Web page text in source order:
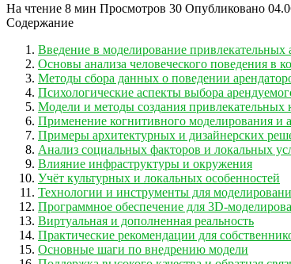
На чтение 8 мин Просмотров 30 Опубликовано
Содержание
Введение в моделирование привлекательных
Основы анализа человеческого поведения в
Методы сбора данных о поведении
Психологические аспекты выбора
Модели и методы создания привлекательных
Применение когнитивного моделирования и
Примеры архитектурных и дизайнерских
Анализ социальных факторов и локальных
Влияние инфраструктуры и окружения
Учёт культурных и локальных особенностей
Технологии и инструменты для
Программное обеспечение для 3D-
Виртуальная и дополненная реальность
Практические рекомендации для
Основные шаги по внедрению модели